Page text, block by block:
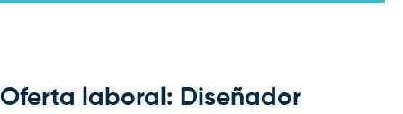
Oferta laboral: Diseñador